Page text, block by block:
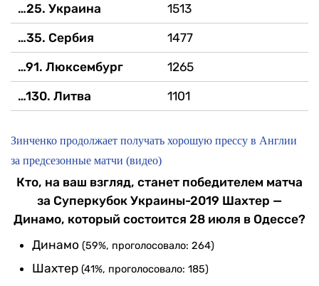
…25. Украина 1513
…35. Сербия 1477
…91. Люксембург 1265
…130. Литва 1101
Зинченко продолжает получать хорошую прессу в Англии
за предсезонные матчи (видео)
Кто, на ваш взгляд, станет победителем матча
за Суперкубок Украины-2019 Шахтер —
Динамо, который состоится 28 июля в Одессе?
Динамо (59%, проголосовало: 264)
Шахтер (41%, проголосовало: 185)